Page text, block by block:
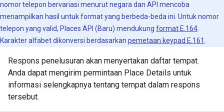
nomor telepon bervariasi menurut negara dan API mencoba
menampilkan hasil untuk format yang berbeda-beda ini. Untuk nomor
telepon yang valid, Places API (Baru) mendukung format E.164
Karakter alfabet dikonversi berdasarkan pemetaan keypad E.161
Respons penelusuran akan menyertakan daftar tempat.
Anda dapat mengirim permintaan Place Details untuk
informasi selengkapnya tentang tempat dalam respons
tersebut.